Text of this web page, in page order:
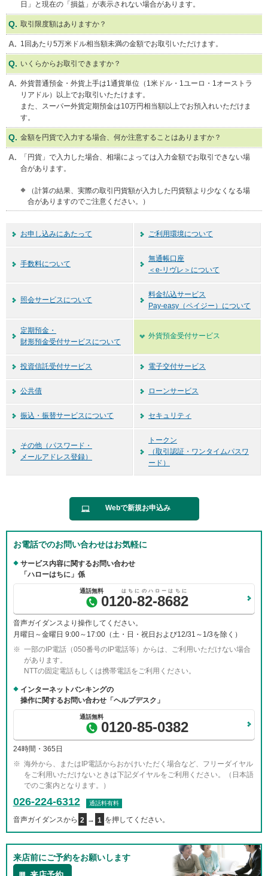
日」と現在の「損益」が表示されない場合があります。
取引限度額はありますか？
1回あたり5万米ドル相当額未満の金額でお取引いただけます。
いくらからお取引できますか？
外貨普通預金・外貨上手は1通貨単位（1米ドル・1ユーロ・1オーストラ
リアドル）以上でお取引いたたけます。
また、スーパー外貨定期預金は10万円相当額以上でお預入れいただけま
す。
金額を円貨で入力する場合、何か注意することはありますか？
「円貨」で入力した場合、相場によっては入力金額でお取引できない場
合があります。
（計算の結果、実際の取引円貨額が入力した円貨額より少なくなる場
合がありますのでご注意ください。）
お申し込みにあたって ご利用環境について
手数料について
無通帳口座
＜e-リヴレ＞について
照会サービスについて
料金払込サービス
Pay-easy（ペイジー）について
定期預金・
財形預金受付サービスについて
外貨預金受付サービス
投資信託受付サービス 電子交付サービス
公共債 ローンサービス
振込・振替サービスについて セキュリティ
その他（パスワード・
メールアドレス登録）
トークン
（取引認証・ワンタイムパスワ
ード）
Webで新規お申込み
お電話でのお問い合わせはお気軽に
サービス内容に関するお問い合わせ
「ハローはちに」係
0120-82-8682
音声ガイダンスより操作してください。
月曜日～金曜日 9:00～17:00（土・日・祝日および12/31～1/3を除く）
一部のIP電話（050番号のIP電話等）からは、ご利用いただけない場合
があります。
NTTの固定電話もしくは携帯電話をご利用ください。
インターネットバンキングの
操作に関するお問い合わせ「ヘルプデスク」
0120-85-0382
24時間・365日
海外から、またはIP電話からおかけいただく場合など、フリーダイヤル
をご利用いただけないときは下記ダイヤルをご利用ください。（日本語
でのご案内となります。）
026-224-6312 通話料有料
音声ガイダンスから 2 → 1 を押してください。
来店前にご予約をお願いします